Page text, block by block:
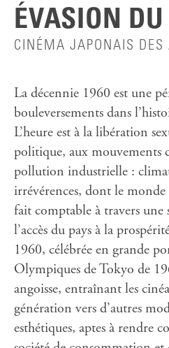
ÉVASION
CINÉMA JAPONAIS DES
La décennie 1960 est une
bouleversements dans
L’heure est à la libération
politique, aux mouvements
pollution industrielle :
irrévérences, dont le
fait comptable à travers une
l’accès du pays à la
1960, célébrée en grande
Olympiques de Tokyo de
angoisse, entraînant les
génération vers d’autres
esthétiques, aptes à rendre